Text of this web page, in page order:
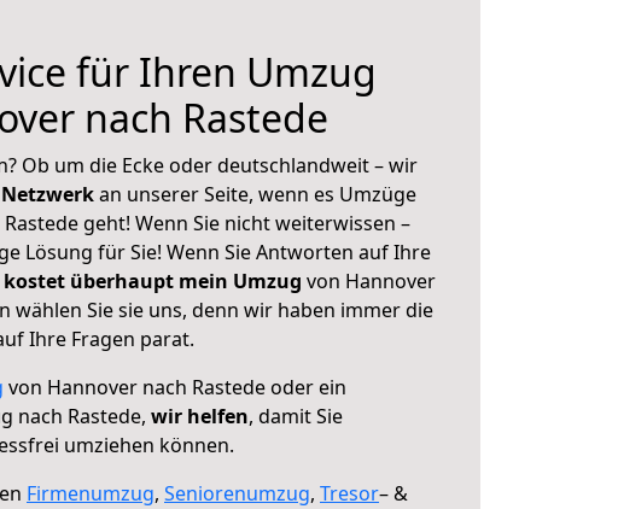
für Ihren Umzug
nach Rastede
Ob um die Ecke oder deutschlandweit – wir
an unserer Seite, wenn es Umzüge
geht! Wenn Sie nicht weiterwissen –
Lösung für Sie! Wenn Sie Antworten auf Ihre
kostet überhaupt mein Umzug von Hannover
wählen Sie sie uns, denn wir haben immer die
Ihre Fragen parat.
von Hannover nach Rastede oder ein
nach Rastede, wir helfen, damit Sie
umziehen können.
Firmenumzug, Seniorenumzug, Tresor– &